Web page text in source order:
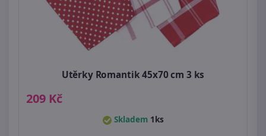
Utěrky Romantik 45x70 cm 3 ks
209 Kč
Skladem 1ks